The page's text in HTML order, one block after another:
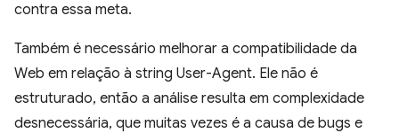
contra essa meta.
Também é necessário melhorar a compatibilidade da
Web em relação à string User-Agent. Ele não é
estruturado, então a análise resulta em complexidade
desnecessária, que muitas vezes é a causa de bugs e